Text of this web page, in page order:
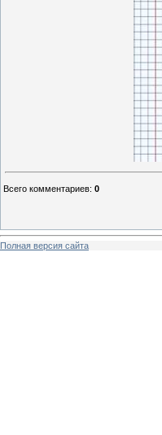
Всего комментариев: 0
Полная версия сайта